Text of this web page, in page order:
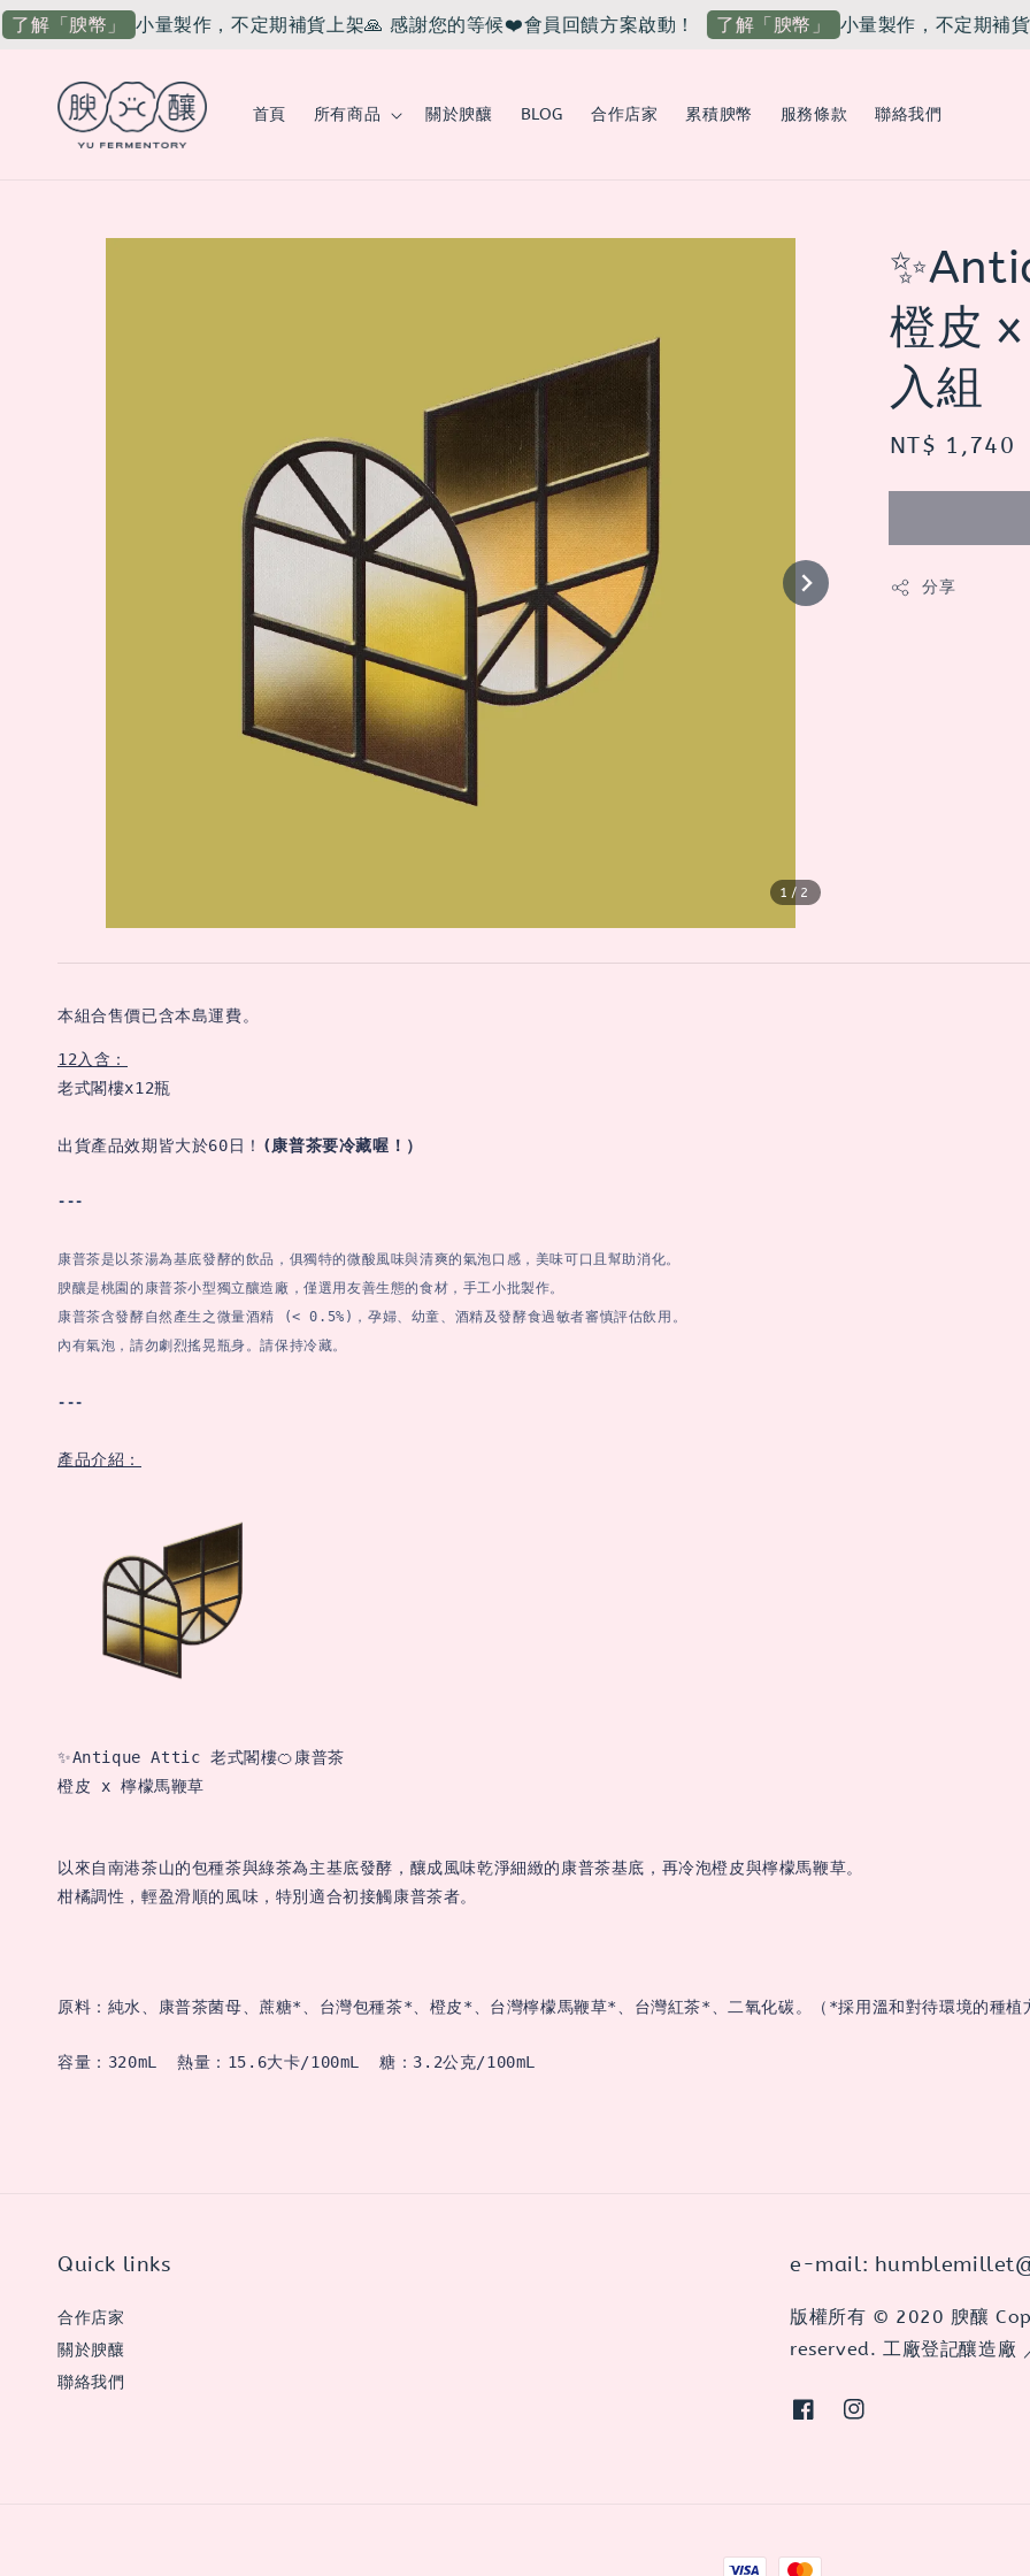
解「腴幣」 小量製作，不定期補貨上架🙏 感謝您的等候❤️會員回饋方案啟動！ 了解「腴幣」 小量製作，不定期補
首頁 所有商品 關於腴釀 BLOG 合作店家 累積腴幣 服務條款 聯絡我們
1 /2
橙皮
入組
Regular
NT$ 1,740
分享
本組合售價已含本島運費。
12入含：
老式閣樓x12瓶
出貨產品效期皆大於60日！ (康普茶要冷藏喔！）
---
康普茶是以茶湯為基底發酵的飲品，俱獨特的微酸風味與清爽的氣泡口感，美味可口且幫助消化。
腴釀是桃園的康普茶小型獨立釀造廠，僅選用友善生態的食材，手工小批製作。
康普茶含發酵自然產生之微量酒精 (< 0.5%)，孕婦、幼童、酒精及發酵食過敏者審慎評估飲用。
內有氣泡，請勿劇烈搖晃瓶身。請保持冷藏。
---
產品介紹：
✨Antique Attic 老式閣樓🍊康普茶
以來自南港茶山的包種茶與綠茶為主基底發酵，釀成風味乾淨細緻的康普茶基底，再冷泡橙皮與檸檬馬鞭草。
柑橘調性，輕盈滑順的風味，特別適合初接觸康普茶者。
原料：純水、康普茶菌母、蔗糖*、台灣包種茶*、橙皮*、台灣檸檬馬鞭草*、台灣紅茶*、二氧化碳。（*採用溫和對待環境的種植
容量：320mL  熱量：15.6大卡/100mL  糖：3.2公克/100mL
Quick links
合作店家
關於腴釀
聯絡我們
e-mail:
版權所有 © 2020 腴釀
reserved. 工廠登記釀造廠